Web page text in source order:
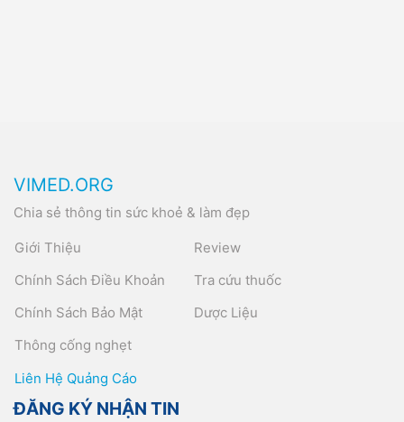
VIMED.ORG
Chia sẻ thông tin sức khoẻ & làm đẹp
Giới Thiệu
Chính Sách Điều Khoản
Chính Sách Bảo Mật
Thông cống nghẹt
Review
Tra cứu thuốc
Dược Liệu
Liên Hệ Quảng Cáo
ĐĂNG KÝ NHẬN TIN